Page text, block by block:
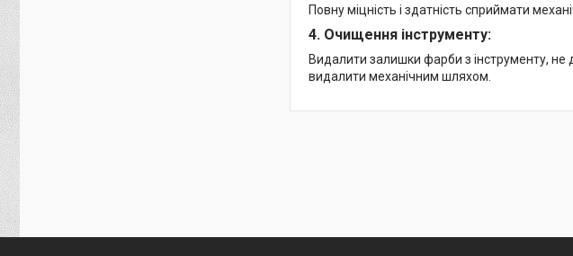
Повну міцність і здатність сприймати
4. Очищення інструменту:
Видалити залишки фарби з інструменту, не
видалити механічним шляхом.